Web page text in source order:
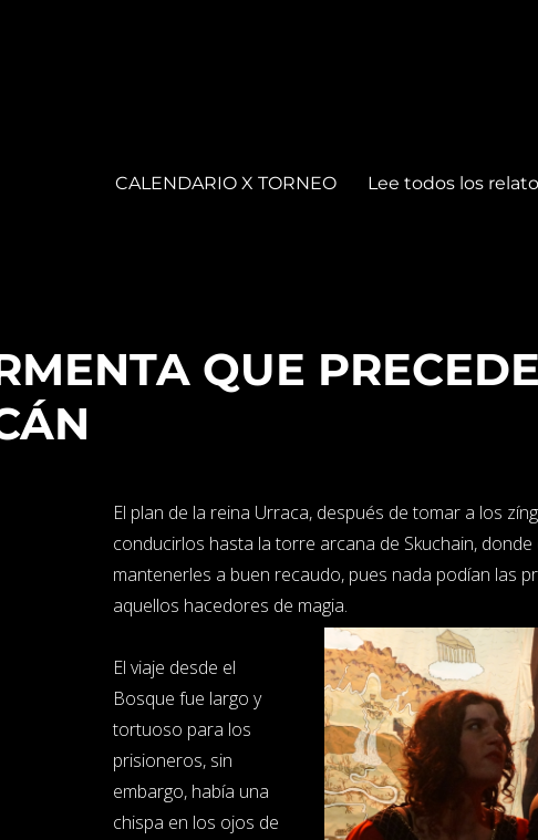
CALENDARIO X TORNEO Lee todos los
QUE
El plan de la reina Urraca, después de tomar a los
conducirlos hasta la torre arcana de Skuchain,
mantenerles a buen recaudo, pues nada podían las
aquellos hacedores de magia.
El viaje desde el
Bosque fue largo y
tortuoso para los
prisioneros, sin
embargo, había una
chispa en los ojos de